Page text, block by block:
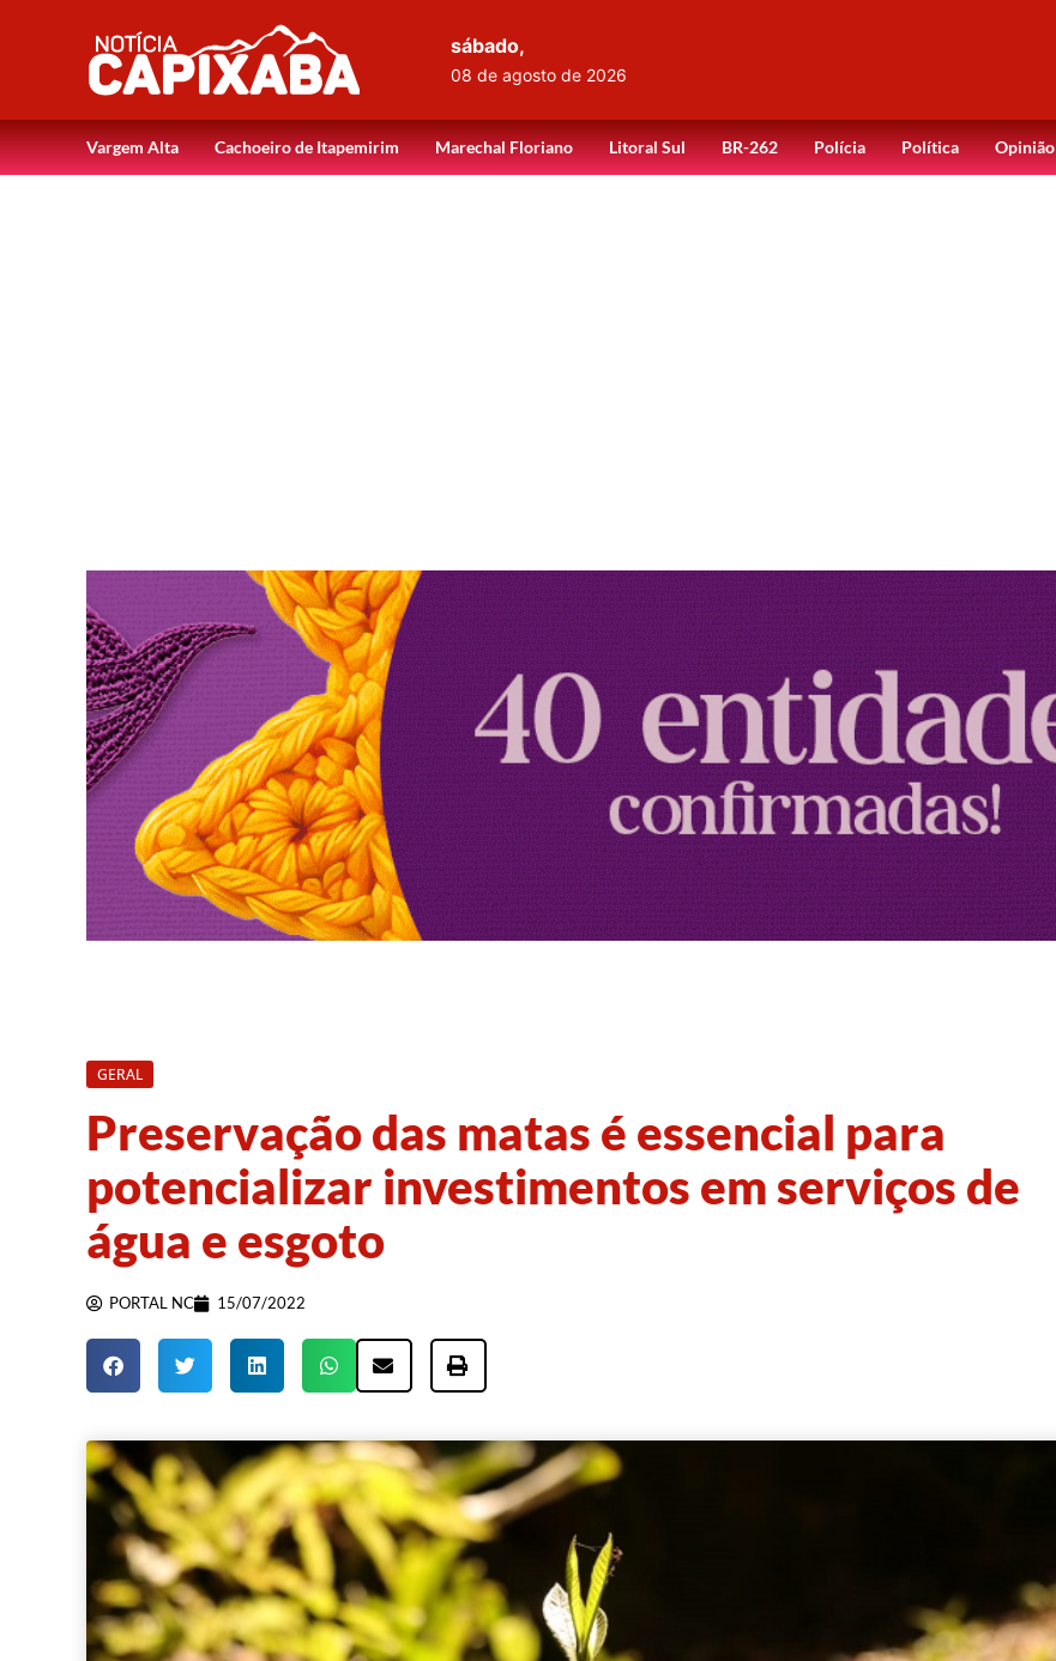
sábado,
08 de agosto de 2026
Vargem Alta Cachoeiro de Itapemirim Marechal Floriano Litoral Sul BR-262 Polícia Política Opinião
GERAL
Preservação das matas é essencial para
potencializar investimentos em serviços de
água e esgoto
PORTAL NC 15/07/2022